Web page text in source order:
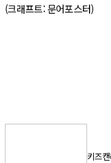
(크래프트: 문어포스터)
키즈